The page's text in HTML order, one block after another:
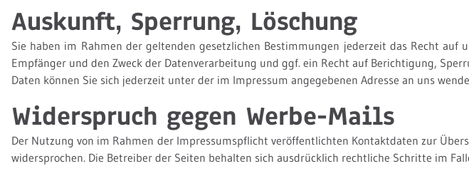
Auskunft, Sperrung, Löschung
Sie haben im Rahmen der geltenden gesetzlichen Bestimmungen jederzeit das Recht
Empfänger und den Zweck der Datenverarbeitung und ggf. ein Recht auf Berichtigung,
Daten können Sie sich jederzeit unter der im Impressum angegebenen Adresse an uns
Widerspruch gegen Werbe-Mails
Der Nutzung von im Rahmen der Impressumspflicht veröffentlichten Kontaktdaten zur
widersprochen. Die Betreiber der Seiten behalten sich ausdrücklich rechtliche Schritte im